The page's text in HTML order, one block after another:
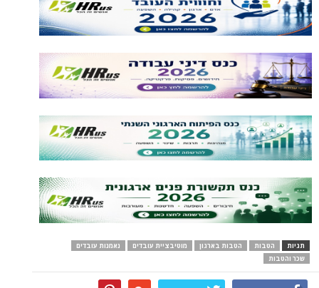
תגיות הטבות הטבות בארגון מוטיבציית עובדים
נאמנות עובדים
שכר והטבות